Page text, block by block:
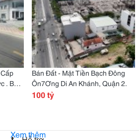
. Bán
Bán Đất - Mặt Tiền Bạch Đông
Ôn7Ơng Di An Khánh, Quận 2.
100 tỷ
Xem thêm